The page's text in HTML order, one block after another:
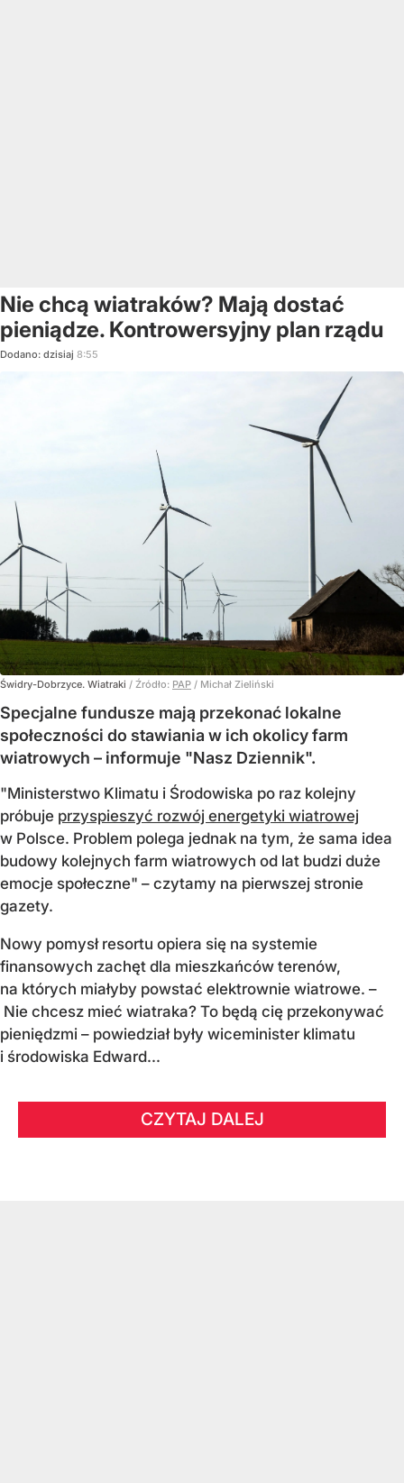
Nie chcą wiatraków? Mają dostać
pieniądze. Kontrowersyjny plan rządu
Dodano: dzisiaj 8:55
Świdry-Dobrzyce. Wiatraki / Źródło: PAP / Michał Zieliński
Specjalne fundusze mają przekonać lokalne
społeczności do stawiania w ich okolicy farm
wiatrowych – informuje "Nasz Dziennik".
"Ministerstwo Klimatu i Środowiska po raz kolejny
próbuje przyspieszyć rozwój energetyki wiatrowej
w Polsce. Problem polega jednak na tym, że sama idea
budowy kolejnych farm wiatrowych od lat budzi duże
emocje społeczne" – czytamy na pierwszej stronie
gazety.
Nowy pomysł resortu opiera się na systemie
finansowych zachęt dla mieszkańców terenów,
na których miałyby powstać elektrownie wiatrowe. –
Nie chcesz mieć wiatraka? To będą cię przekonywać
pieniędzmi – powiedział były wiceminister klimatu
i środowiska Edward...
CZYTAJ DALEJ